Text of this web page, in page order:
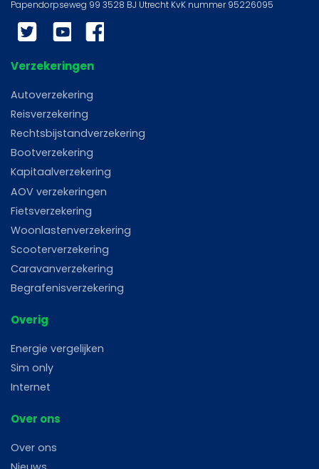
Twitter YouTube
Verzekeringen
Autoverzekering
Reisverzekering
Rechtsbijstandverzekering
Bootverzekering
Kapitaalverzekering
AOV verzekeringen
Fietsverzekering
Woonlastenverzekering
Scooterverzekering
Caravanverzekering
Begrafenisverzekering
Overig
Energie vergelijken
Sim only
Internet
Over ons
Over ons